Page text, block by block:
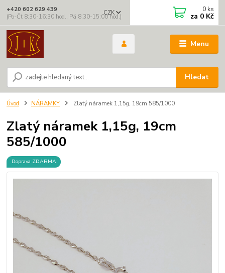
Menu
CZK
Hledat
+420 602 629 439
(Po-Čt 8:30-16:30 hod., Pá 8:30-15:00 hod.)
0 ks
za 0 Kč
Úvod NÁRAMKY Zlatý náramek 1,15g, 19cm 585/1000
Zlatý náramek 1,15g, 19cm
585/1000
Doprava ZDARMA